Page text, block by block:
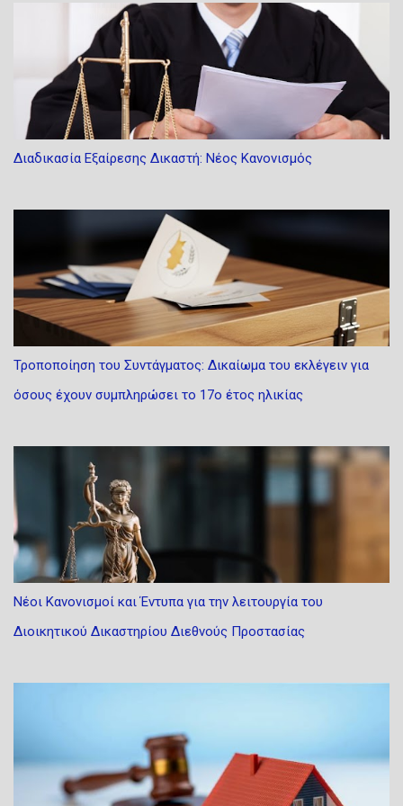
Διαδικασία Εξαίρεσης Δικαστή: Νέος Κανονισμός
Τροποποίηση του Συντάγματος: Δικαίωμα του εκλέγειν για
όσους έχουν συμπληρώσει το 17ο έτος ηλικίας
Νέοι Κανονισμοί και Έντυπα για την λειτουργία του
Διοικητικού Δικαστηρίου Διεθνούς Προστασίας